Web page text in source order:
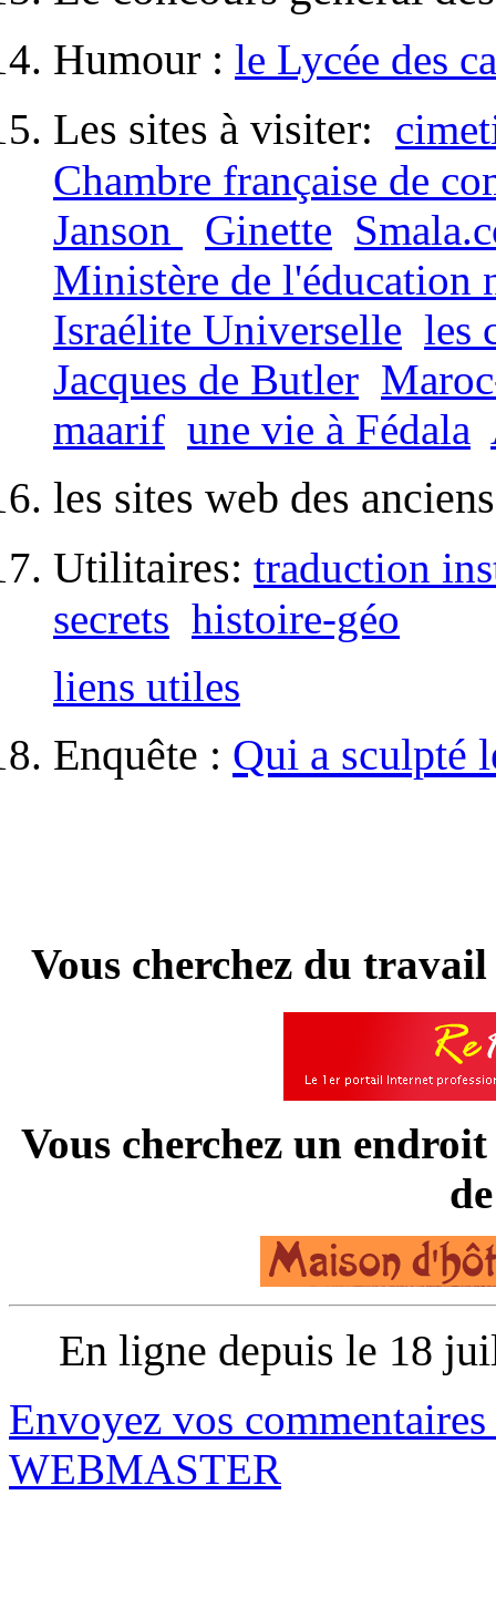
Humour : le Lycée des
Les sites à visiter:
Chambre française de
Janson
Ginette
Ministère de l'éducation
Israélite Universelle les
Jacques de Butler
maarif une vie à Fédala
les sites web des
Utilitaires: traduction
secrets histoire-géo
liens utiles
Enquête : Qui a sculpté
Vous cherchez du
Vous cherchez un
En ligne depuis le 18
Envoyez vos
WEBMASTER